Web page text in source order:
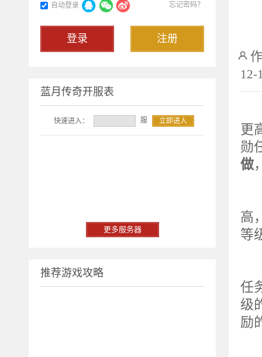
12-
更
勋
做
高
等
任
级
励
忘记密码？
自动登录
注册
登录
蓝月传奇开服表
快速进入： 服 立即进入
更多服务器
推荐游戏攻略